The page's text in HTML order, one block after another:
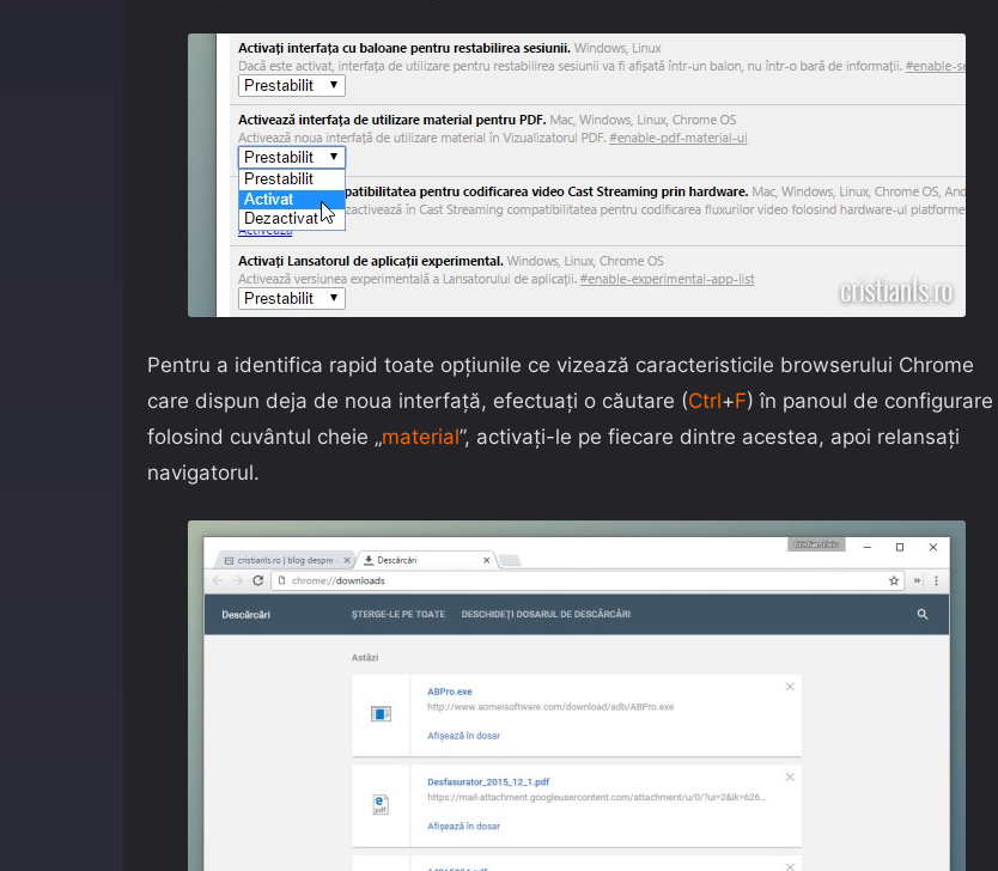
Pentru a identifica rapid toate opțiunile ce vizează caracteristicile browserului Chrome
care dispun deja de noua interfață, efectuați o căutare (Ctrl+F) în panoul de configurare
folosind cuvântul cheie „material”, activați-le pe fiecare dintre acestea, apoi relansați
navigatorul.